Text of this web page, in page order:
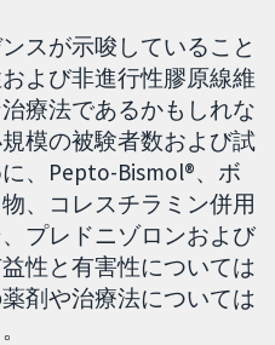
スが示唆していること
よび非進行性膠原線維
療法であるかもしれな
模の被験者数および試
、Pepto-Bismol®、ボ
、コレスチラミン併用
プレドニゾロンおよび
性と有害性については
剤や治療法については